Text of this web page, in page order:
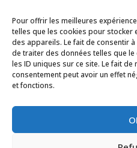
Pour offrir les meilleures
telles que les cookies pour stocker
des appareils. Le fait de consentir
de traiter des données telles que
les ID uniques sur ce site. Le fait
consentement peut avoir un effet
et fonctions.
Téléphone05 59 20
Collège Hendaye
Libération 64700
Téléphone 05 59 48
E-mail: